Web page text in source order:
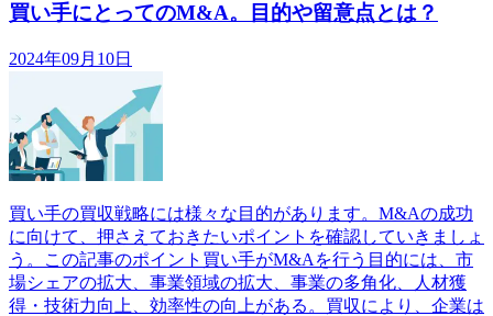
買い手にとってのM&A。目的や留意点とは？
2024年09月10日
買い手の買収戦略には様々な目的があります。M&Aの成功
に向けて、押さえておきたいポイントを確認していきましょ
う。この記事のポイント買い手がM&Aを行う目的には、市
場シェアの拡大、事業領域の拡大、事業の多角化、人材獲
得・技術力向上、効率性の向上がある。買収により、企業は